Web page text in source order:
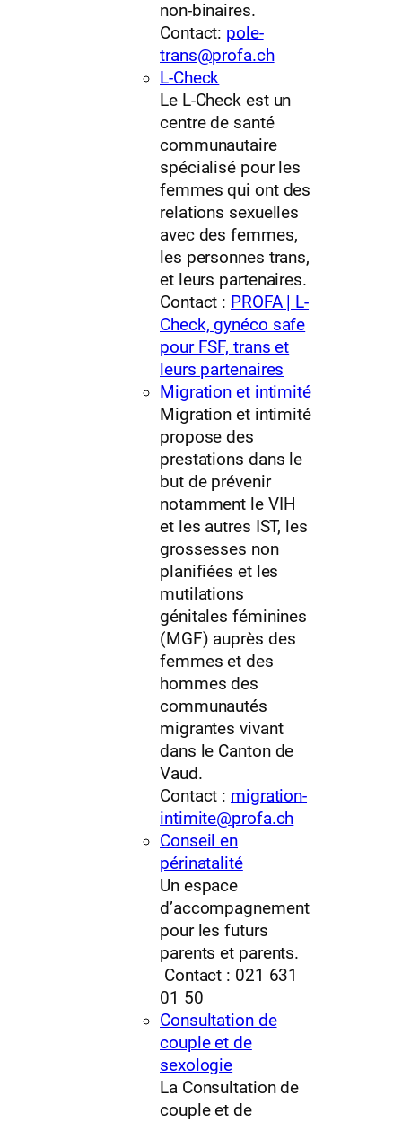
non-binaires.
Contact: pole-
trans@profa.ch
L-Check
Le L-Check est un
centre de santé
communautaire
spécialisé pour les
femmes qui ont des
relations sexuelles
avec des femmes,
les personnes trans,
et leurs partenaires.
Contact : PROFA | L-
Check, gynéco safe
pour FSF, trans et
leurs partenaires
Migration et intimité
Migration et intimité
propose des
prestations dans le
but de prévenir
notamment le VIH
et les autres IST, les
grossesses non
planifiées et les
mutilations
génitales féminines
(MGF) auprès des
femmes et des
hommes des
communautés
migrantes vivant
dans le Canton de
Vaud.
Contact : migration-
intimite@profa.ch
Conseil en
périnatalité
Un espace
d’accompagnement
pour les futurs
parents et parents.
Contact : 021 631
01 50
Consultation de
couple et de
sexologie
La Consultation de
couple et de